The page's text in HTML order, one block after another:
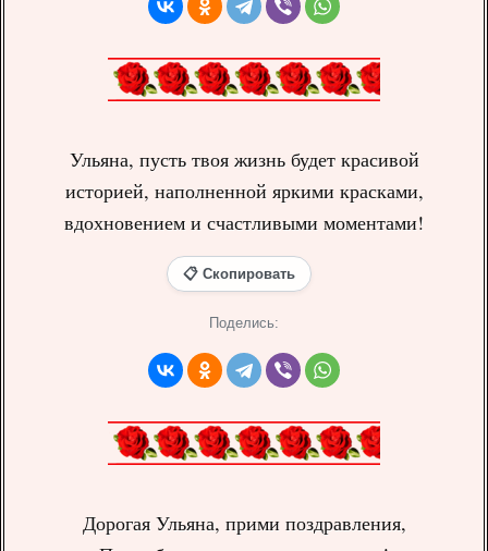
Ульяна, пусть твоя жизнь будет красивой
историей, наполненной яркими красками,
вдохновением и счастливыми моментами!
📋 Скопировать
Поделись:
Дорогая Ульяна, прими поздравления,